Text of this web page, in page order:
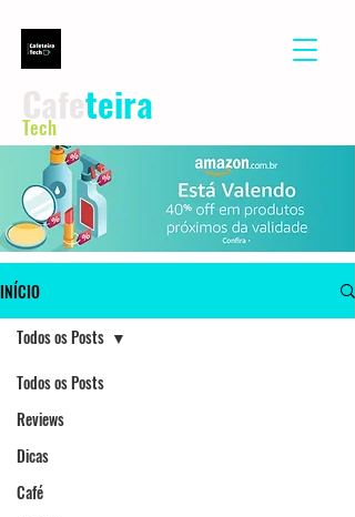
teira
Tech
INÍCIO
Todos os Posts
Reviews
Dicas
Café
Todos os Posts